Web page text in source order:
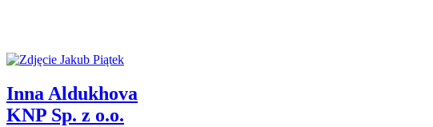
Inna Aldukhova
KNP Sp. z o.o.